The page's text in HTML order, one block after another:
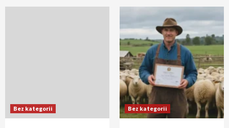
Bez kategorii Bez kategorii